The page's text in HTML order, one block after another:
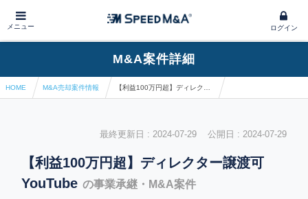
メニュー ログイン
M&A案件詳細
HOME M&A売却案件情報
最終更新日 : 2024-07-29 公開日 : 2024-07-29
【利益100万円超】ディレクター譲渡可
YouTube の事業承継・M&A案件